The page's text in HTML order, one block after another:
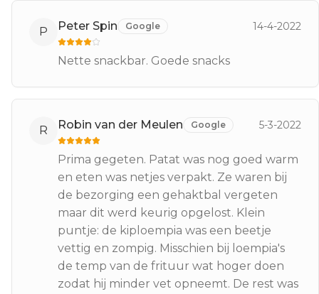
P Peter Spin Google 14-4-2022
Nette snackbar. Goede snacks
R Robin van der Meulen Google 5-3-2022
Prima gegeten. Patat was nog goed warm
en eten was netjes verpakt. Ze waren bij
de bezorging een gehaktbal vergeten
maar dit werd keurig opgelost. Klein
puntje: de kiploempia was een beetje
vettig en zompig. Misschien bij loempia's
de temp van de frituur wat hoger doen
zodat hij minder vet opneemt. De rest was